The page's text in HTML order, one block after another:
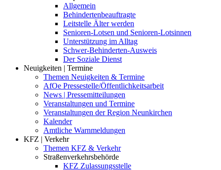
Allgemein
Behindertenbeauftragte
Leitstelle Älter werden
Senioren-Lotsen und Senioren-Lotsinnen
Unterstützung im Alltag
Schwer-Behinderten-Ausweis
Der Soziale Dienst
Neuigkeiten | Termine
Themen Neuigkeiten & Termine
AfOe Pressestelle/Öffentlichkeitsarbeit
News | Pressemitteilungen
Veranstaltungen und Termine
Veranstaltungen der Region Neunkirchen
Kalender
Amtliche Warnmeldungen
KFZ | Verkehr
Themen KFZ & Verkehr
Straßenverkehrsbehörde
KFZ Zulassungsstelle